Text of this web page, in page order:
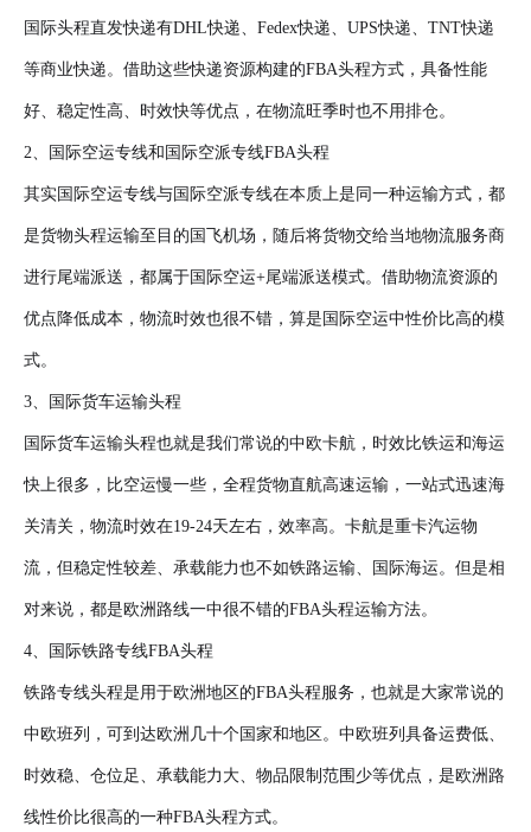
国际头程直发快递有DHL快递、Fedex快递、UPS快递、TNT快递
等商业快递。借助这些快递资源构建的FBA头程方式，具备性能
好、稳定性高、时效快等优点，在物流旺季时也不用排仓。
2、国际空运专线和国际空派专线FBA头程
其实国际空运专线与国际空派专线在本质上是同一种运输方式，都
是货物头程运输至目的国飞机场，随后将货物交给当地物流服务商
进行尾端派送，都属于国际空运+尾端派送模式。借助物流资源的
优点降低成本，物流时效也很不错，算是国际空运中性价比高的模
式。
3、国际货车运输头程
国际货车运输头程也就是我们常说的中欧卡航，时效比铁运和海运
快上很多，比空运慢一些，全程货物直航高速运输，一站式迅速海
关清关，物流时效在19-24天左右，效率高。卡航是重卡汽运物
流，但稳定性较差、承载能力也不如铁路运输、国际海运。但是相
对来说，都是欧洲路线一中很不错的FBA头程运输方法。
4、国际铁路专线FBA头程
铁路专线头程是用于欧洲地区的FBA头程服务，也就是大家常说的
中欧班列，可到达欧洲几十个国家和地区。中欧班列具备运费低、
时效稳、仓位足、承载能力大、物品限制范围少等优点，是欧洲路
线性价比很高的一种FBA头程方式。